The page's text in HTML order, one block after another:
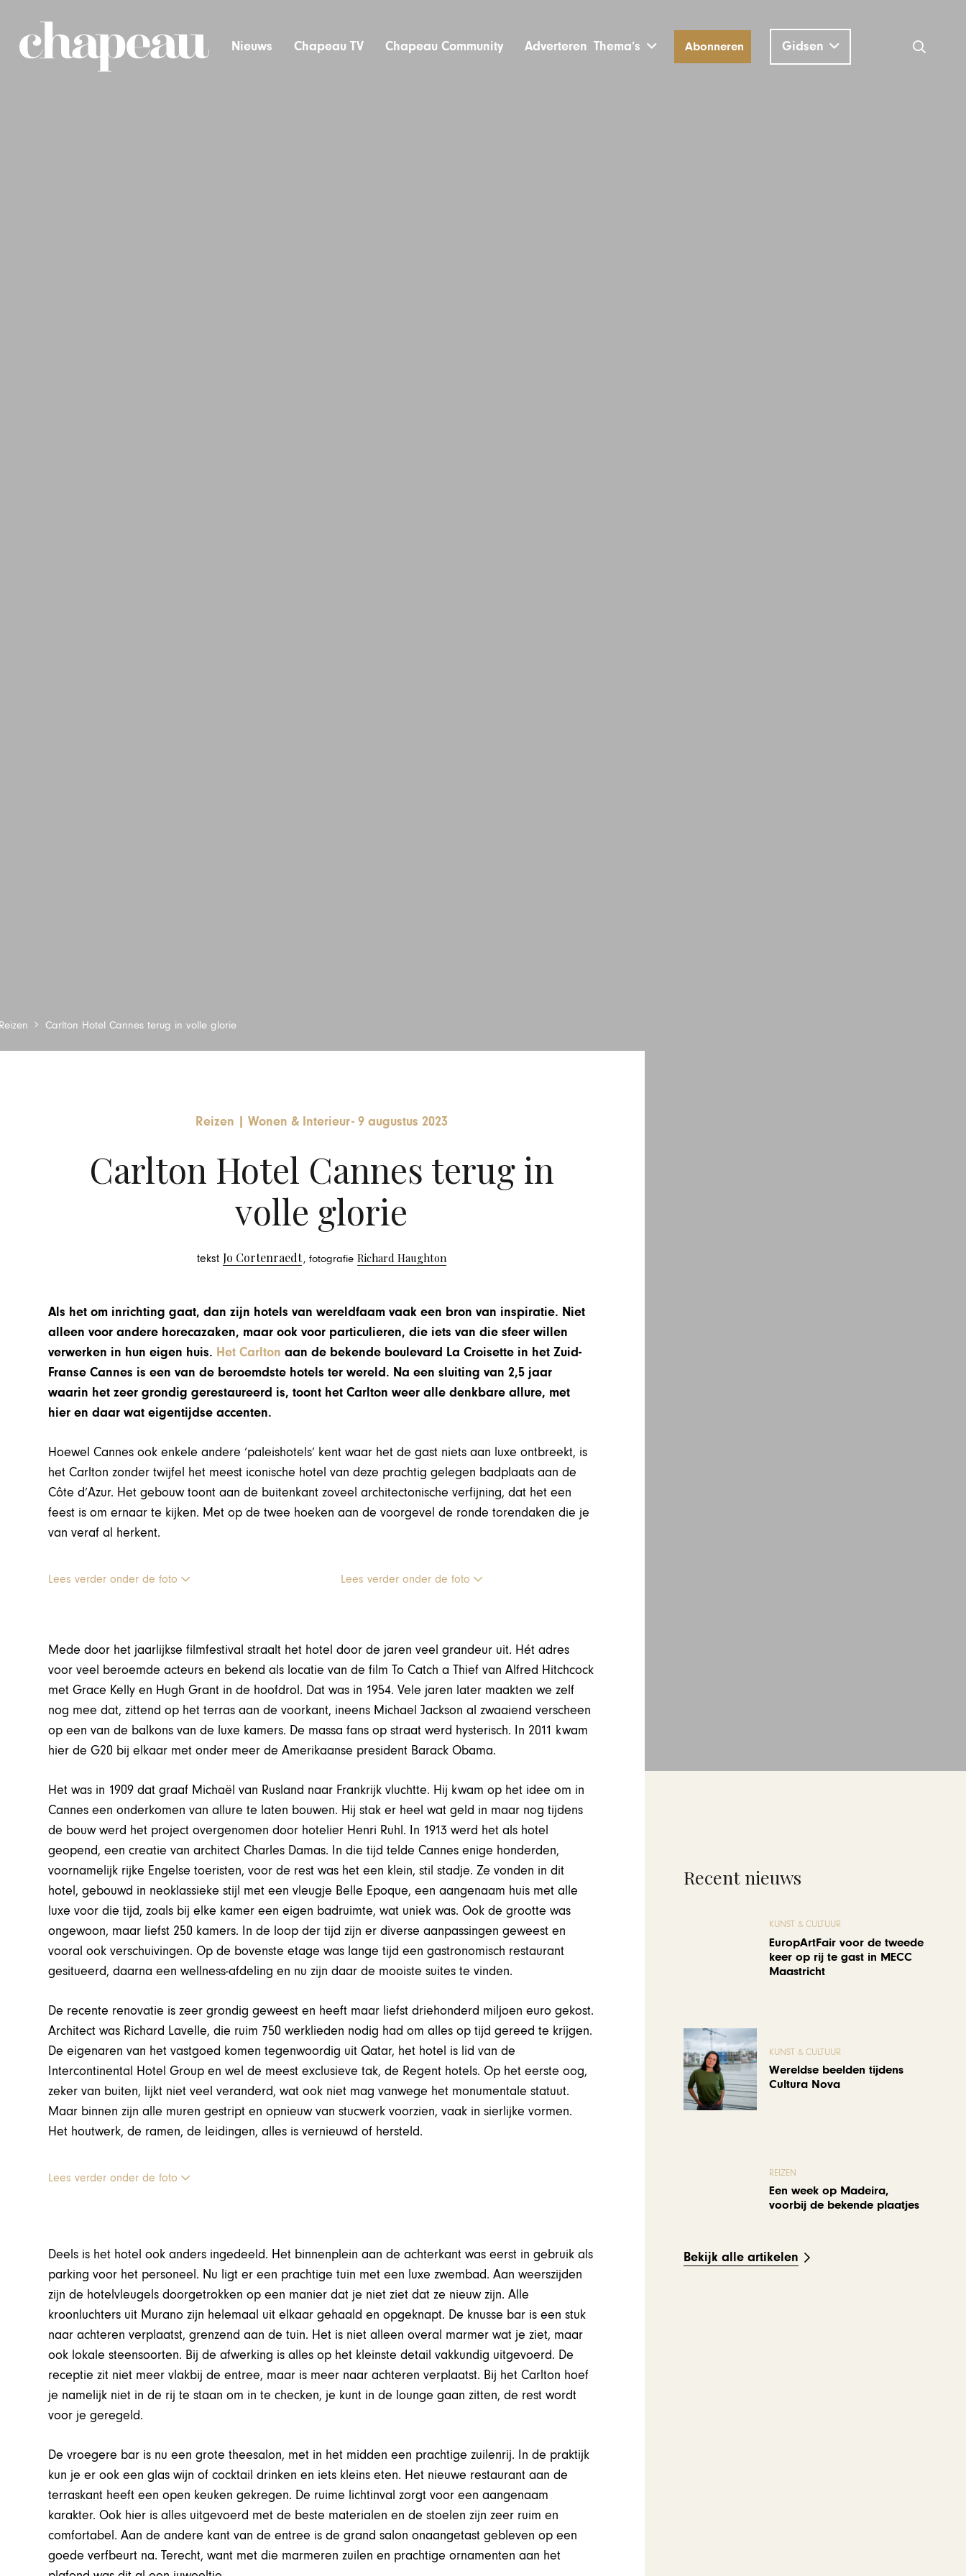
Nieuws Chapeau TV Chapeau Community Adverteren Thema’s Abonneren Gidsen
Carlton Hotel Cannes terug in volle glorie
Reizen | Wonen & Interieur- 9 augustus 2023
Carlton Hotel Cannes terug in
volle glorie
tekst Jo Cortenraedt, fotografie Richard Haughton
Als het om inrichting gaat, dan zijn hotels van wereldfaam vaak een bron van inspiratie. Niet
alleen voor andere horecazaken, maar ook voor particulieren, die iets van die sfeer willen
verwerken in hun eigen huis. Het Carlton aan de bekende boulevard La Croisette in het Zuid-
Franse Cannes is een van de beroemdste hotels ter wereld. Na een sluiting van 2,5 jaar
waarin het zeer grondig gerestaureerd is, toont het Carlton weer alle denkbare allure, met
hier en daar wat eigentijdse accenten.
Hoewel Cannes ook enkele andere ‘paleishotels’ kent waar het de gast niets aan luxe ontbreekt, is
het Carlton zonder twijfel het meest iconische hotel van deze prachtig gelegen badplaats aan de
Côte d’Azur. Het gebouw toont aan de buitenkant zoveel architectonische verfijning, dat het een
feest is om ernaar te kijken. Met op de twee hoeken aan de voorgevel de ronde torendaken die je
van veraf al herkent.
Lees verder onder de foto Lees verder onder de foto
Mede door het jaarlijkse filmfestival straalt het hotel door de jaren veel grandeur uit. Hét adres
voor veel beroemde acteurs en bekend als locatie van de film To Catch a Thief van Alfred Hitchcock
met Grace Kelly en Hugh Grant in de hoofdrol. Dat was in 1954. Vele jaren later maakten we zelf
nog mee dat, zittend op het terras aan de voorkant, ineens Michael Jackson al zwaaiend verscheen
op een van de balkons van de luxe kamers. De massa fans op straat werd hysterisch. In 2011 kwam
hier de G20 bij elkaar met onder meer de Amerikaanse president Barack Obama.
Het was in 1909 dat graaf Michaël van Rusland naar Frankrijk vluchtte. Hij kwam op het idee om in
Cannes een onderkomen van allure te laten bouwen. Hij stak er heel wat geld in maar nog tijdens
de bouw werd het project overgenomen door hotelier Henri Ruhl. In 1913 werd het als hotel
geopend, een creatie van architect Charles Damas. In die tijd telde Cannes enige honderden,
voornamelijk rijke Engelse toeristen, voor de rest was het een klein, stil stadje. Ze vonden in dit
hotel, gebouwd in neoklassieke stijl met een vleugje Belle Epoque, een aangenaam huis met alle
luxe voor die tijd, zoals bij elke kamer een eigen badruimte, wat uniek was. Ook de grootte was
ongewoon, maar liefst 250 kamers. In de loop der tijd zijn er diverse aanpassingen geweest en
vooral ook verschuivingen. Op de bovenste etage was lange tijd een gastronomisch restaurant
gesitueerd, daarna een wellness-afdeling en nu zijn daar de mooiste suites te vinden.
De recente renovatie is zeer grondig geweest en heeft maar liefst driehonderd miljoen euro gekost.
Architect was Richard Lavelle, die ruim 750 werklieden nodig had om alles op tijd gereed te krijgen.
De eigenaren van het vastgoed komen tegenwoordig uit Qatar, het hotel is lid van de
Intercontinental Hotel Group en wel de meest exclusieve tak, de Regent hotels. Op het eerste oog,
zeker van buiten, lijkt niet veel veranderd, wat ook niet mag vanwege het monumentale statuut.
Maar binnen zijn alle muren gestript en opnieuw van stucwerk voorzien, vaak in sierlijke vormen.
Het houtwerk, de ramen, de leidingen, alles is vernieuwd of hersteld.
Lees verder onder de foto
Deels is het hotel ook anders ingedeeld. Het binnenplein aan de achterkant was eerst in gebruik als
parking voor het personeel. Nu ligt er een prachtige tuin met een luxe zwembad. Aan weerszijden
zijn de hotelvleugels doorgetrokken op een manier dat je niet ziet dat ze nieuw zijn. Alle
kroonluchters uit Murano zijn helemaal uit elkaar gehaald en opgeknapt. De knusse bar is een stuk
naar achteren verplaatst, grenzend aan de tuin. Het is niet alleen overal marmer wat je ziet, maar
ook lokale steensoorten. Bij de afwerking is alles op het kleinste detail vakkundig uitgevoerd. De
receptie zit niet meer vlakbij de entree, maar is meer naar achteren verplaatst. Bij het Carlton hoef
je namelijk niet in de rij te staan om in te checken, je kunt in de lounge gaan zitten, de rest wordt
voor je geregeld.
De vroegere bar is nu een grote theesalon, met in het midden een prachtige zuilenrij. In de praktijk
kun je er ook een glas wijn of cocktail drinken en iets kleins eten. Het nieuwe restaurant aan de
terraskant heeft een open keuken gekregen. De ruime lichtinval zorgt voor een aangenaam
karakter. Ook hier is alles uitgevoerd met de beste materialen en de stoelen zijn zeer ruim en
comfortabel. Aan de andere kant van de entree is de grand salon onaangetast gebleven op een
goede verfbeurt na. Terecht, want met die marmeren zuilen en prachtige ornamenten aan het
Recent nieuws
KUNST & CULTUUR
EuropArtFair voor de tweede
keer op rij te gast in MECC
Maastricht
KUNST & CULTUUR
Wereldse beelden tijdens
Cultura Nova
REIZEN
Een week op Madeira,
voorbij de bekende plaatjes
Bekijk alle artikelen